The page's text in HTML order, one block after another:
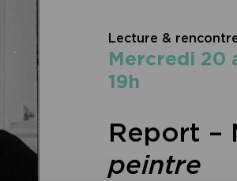
Lecture &
mercredi
19h
Report –
peintre